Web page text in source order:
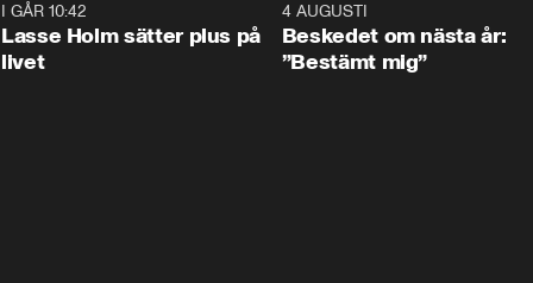
I GÅR 10:42
Lasse Holm sätter plus på
livet
4 AUGUSTI
Beskedet om nästa år:
”Bestämt mig”